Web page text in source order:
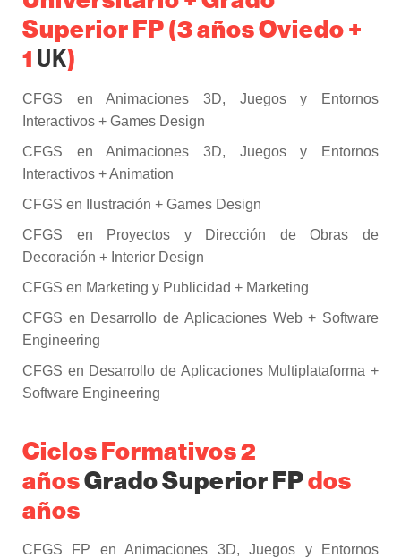
Superior FP (3 años Oviedo +
1 UK)
CFGS en Animaciones 3D, Juegos y Entornos
Interactivos + Games Design
CFGS en Animaciones 3D, Juegos y Entornos
Interactivos + Animation
CFGS en Ilustración + Games Design
CFGS en Proyectos y Dirección de Obras de
Decoración + Interior Design
CFGS en Marketing y Publicidad + Marketing
CFGS en Desarrollo de Aplicaciones Web + Software
Engineering
CFGS en Desarrollo de Aplicaciones Multiplataforma +
Software Engineering
Ciclos Formativos 2
añosGrado Superior FPdos
años
CFGS FP en Animaciones 3D, Juegos y Entornos